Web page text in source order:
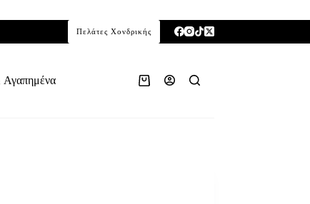
Πελάτες Χονδρικής
Αγαπημένα
Καλάθι